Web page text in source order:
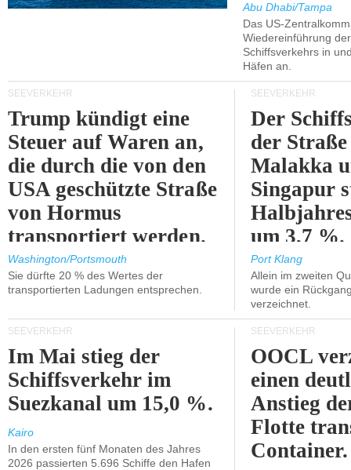
Abu Dhabi/Tampa
Das US-
Wiedereinführung
Schiffsverkehrs in
Häfen an.
SEEVERKEHR
Trump kündigt eine
Steuer auf Waren an,
die durch die von den
USA geschützte Straße
von Hormus
transportiert werden.
Washington/Portsmouth
Sie dürfte 20 % des Wertes der
transportierten Ladungen entsprechen.
SEEVERKEHR
Der
der
Malakka
Singapur
um 3,7 %.
Port Klang
Allein im zweiten
wurde ein
verzeichnet.
SEEVERKEHR
Im Mai stieg der
Schiffsverkehr im
Suezkanal um 15,0 %.
Kairo
In den ersten fünf Monaten des Jahres
2026 passierten 5.696 Schiffe den Hafen
SEEVERKEHR
OOCL
einen
Anstieg
Flotte
Container.